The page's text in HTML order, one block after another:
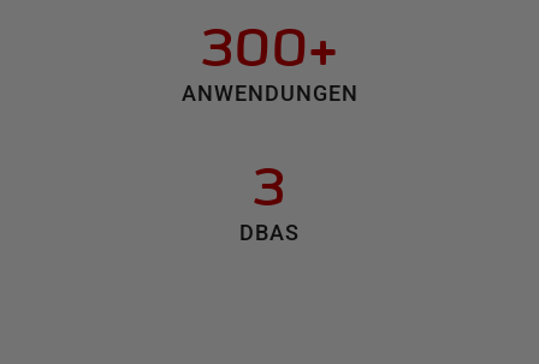
300+
ANWENDUNGEN
3
DBAS